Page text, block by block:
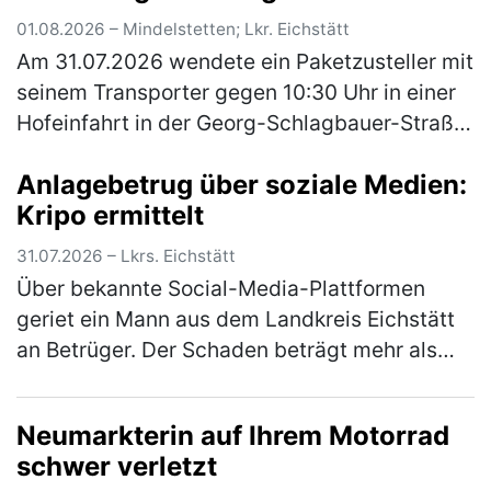
01.08.2026 – Mindelstetten; Lkr. Eichstätt
Am 31.07.2026 wendete ein Paketzusteller mit
seinem Transporter gegen 10:30 Uhr in einer
Hofeinfahrt in der Georg-Schlagbauer-Straße
rechten Heck seinem Fahrzeu…(mehr)
Anlagebetrug über soziale Medien:
Kripo ermittelt
31.07.2026 – Lkrs. Eichstätt
Über bekannte Social-Media-Plattformen
geriet ein Mann aus dem Landkreis Eichstätt
an Betrüger. Der Schaden beträgt mehr als
Neumarkterin auf Ihrem Motorrad
schwer verletzt